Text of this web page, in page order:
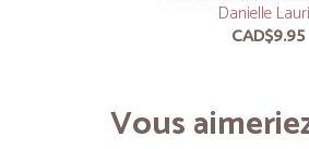
Danielle
CAD$9.95
Vous